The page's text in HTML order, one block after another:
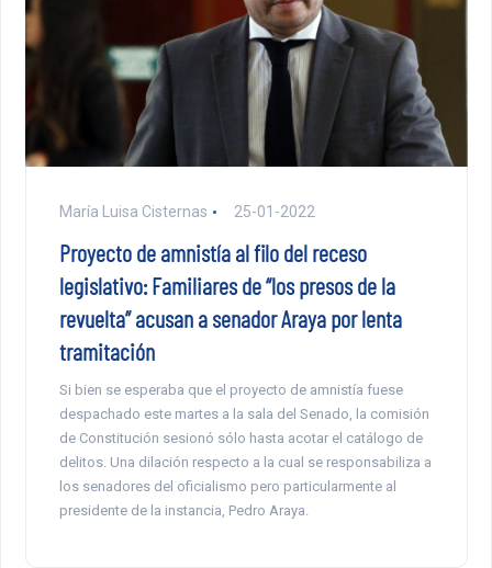
María Luisa Cisternas 25-01-2022
Proyecto de amnistía al filo del receso
legislativo: Familiares de “los presos de la
revuelta” acusan a senador Araya por lenta
tramitación
Si bien se esperaba que el proyecto de amnistía fuese
despachado este martes a la sala del Senado, la comisión
de Constitución sesionó sólo hasta acotar el catálogo de
delitos. Una dilación respecto a la cual se responsabiliza a
los senadores del oficialismo pero particularmente al
presidente de la instancia, Pedro Araya.